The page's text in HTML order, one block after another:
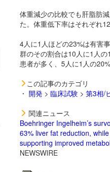
体重減少の比較でも肝脂肪
た。体重低下率はそれぞれ
4人に1人ほどの23%は有害
群のその割合は10人に1人
患者が多く、5人に1人の
この記事のカテゴリ
・ 開発 > 臨床試験> 第3相/
関連ニュース
Boehringer Ingelheim’s
63% liver fat reduction,
supporting improved
NEWSWIRE